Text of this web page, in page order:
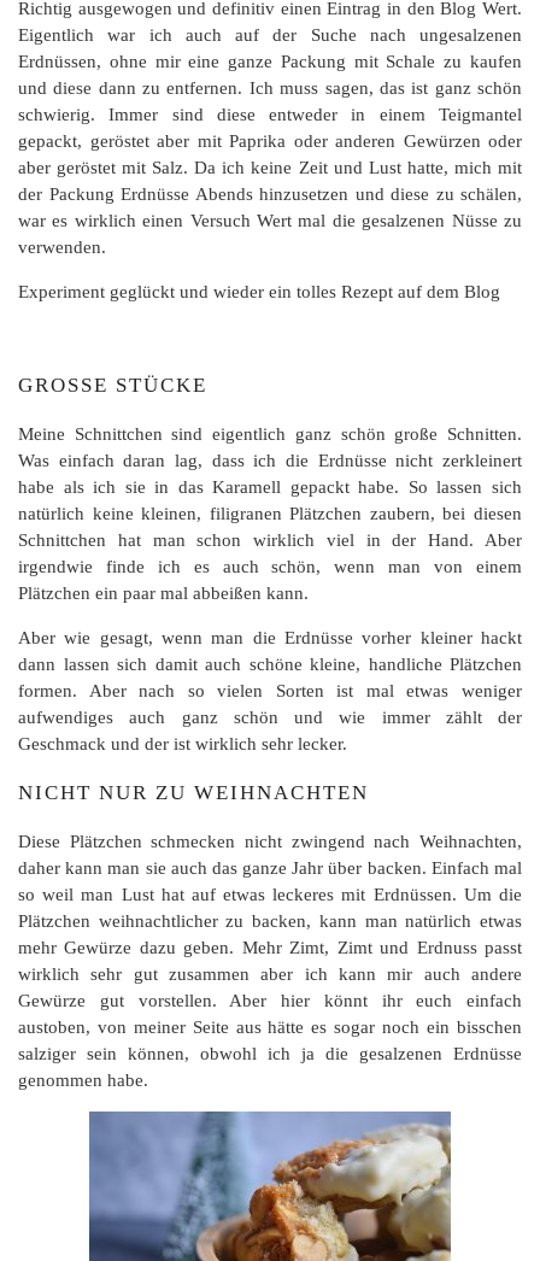
Richtig ausgewogen und definitiv einen Eintrag in den Blog Wert.
Eigentlich war ich auch auf der Suche nach ungesalzenen
Erdnüssen, ohne mir eine ganze Packung mit Schale zu kaufen
und diese dann zu entfernen. Ich muss sagen, das ist ganz schön
schwierig. Immer sind diese entweder in einem Teigmantel
gepackt, geröstet aber mit Paprika oder anderen Gewürzen oder
aber geröstet mit Salz. Da ich keine Zeit und Lust hatte, mich mit
der Packung Erdnüsse Abends hinzusetzen und diese zu schälen,
war es wirklich einen Versuch Wert mal die gesalzenen Nüsse zu
verwenden.
Experiment geglückt und wieder ein tolles Rezept auf dem Blog
GROSSE STÜCKE
Meine Schnittchen sind eigentlich ganz schön große Schnitten.
Was einfach daran lag, dass ich die Erdnüsse nicht zerkleinert
habe als ich sie in das Karamell gepackt habe. So lassen sich
natürlich keine kleinen, filigranen Plätzchen zaubern, bei diesen
Schnittchen hat man schon wirklich viel in der Hand. Aber
irgendwie finde ich es auch schön, wenn man von einem
Plätzchen ein paar mal abbeißen kann.
Aber wie gesagt, wenn man die Erdnüsse vorher kleiner hackt
dann lassen sich damit auch schöne kleine, handliche Plätzchen
formen. Aber nach so vielen Sorten ist mal etwas weniger
aufwendiges auch ganz schön und wie immer zählt der
Geschmack und der ist wirklich sehr lecker.
NICHT NUR ZU WEIHNACHTEN
Diese Plätzchen schmecken nicht zwingend nach Weihnachten,
daher kann man sie auch das ganze Jahr über backen. Einfach mal
so weil man Lust hat auf etwas leckeres mit Erdnüssen. Um die
Plätzchen weihnachtlicher zu backen, kann man natürlich etwas
mehr Gewürze dazu geben. Mehr Zimt, Zimt und Erdnuss passt
wirklich sehr gut zusammen aber ich kann mir auch andere
Gewürze gut vorstellen. Aber hier könnt ihr euch einfach
austoben, von meiner Seite aus hätte es sogar noch ein bisschen
salziger sein können, obwohl ich ja die gesalzenen Erdnüsse
genommen habe.